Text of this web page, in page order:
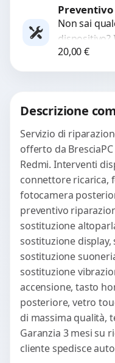
Preventivo
Non sai
dispositivo?
check-up
avanzati
20,00€
Descrizione
Servizio di
offerto da
Redmi. Interventi
connettore ricarica,
fotocamera
preventivo
sostituzione
sostituzione
sostituzione
sostituzione
accensione, tasto
posteriore, vetro
di massima qualità,
Garanzia 3 mesi su
cliente spedisce